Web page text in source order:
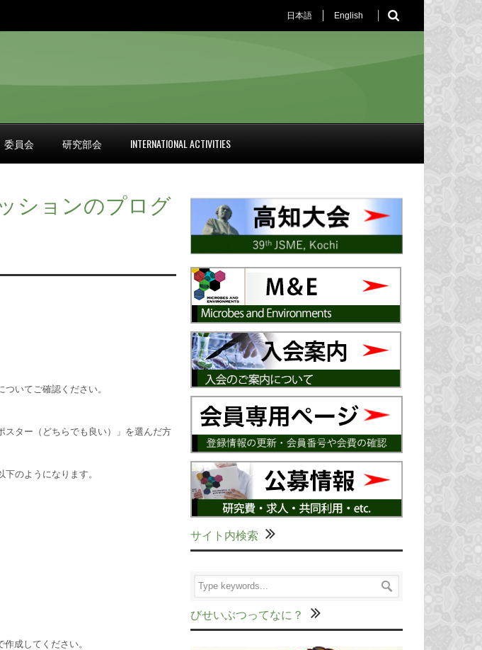
日本語 English
委員会 研究部会 INTERNATIONAL ACTIVITIES
ションのプログ
いてご確認ください。
スター（どちらでも良い）」を選んだ方
のようになります。
成してください。
サイト内検索
びせいぶつってなに？